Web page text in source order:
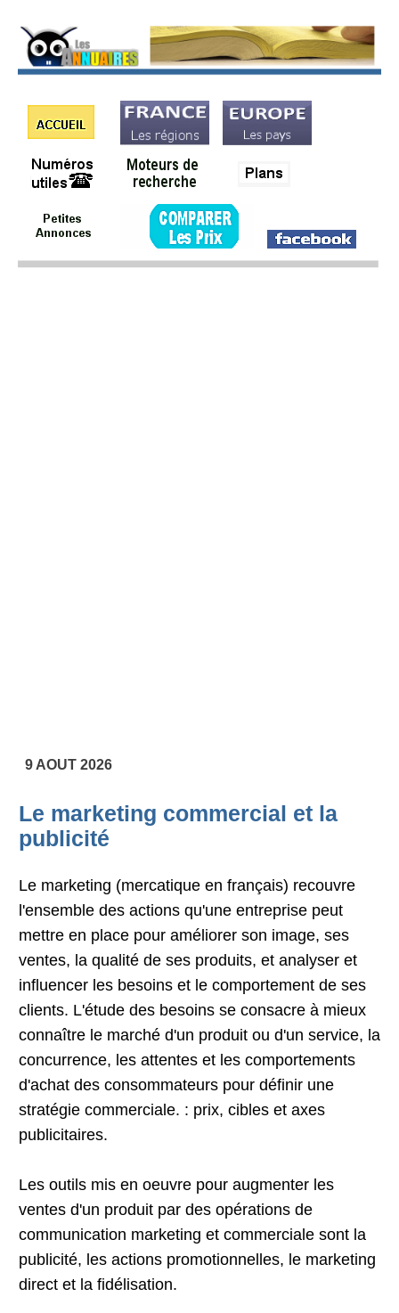
9 AOUT 2026
Le marketing commercial et la
publicité
Le marketing (mercatique en français) recouvre
l'ensemble des actions qu'une entreprise peut
mettre en place pour améliorer son image, ses
ventes, la qualité de ses produits, et analyser et
influencer les besoins et le comportement de ses
clients. L'étude des besoins se consacre à mieux
connaître le marché d'un produit ou d'un service, la
concurrence, les attentes et les comportements
d'achat des consommateurs pour définir une
stratégie commerciale. : prix, cibles et axes
publicitaires.
Les outils mis en oeuvre pour augmenter les
ventes d'un produit par des opérations de
communication marketing et commerciale sont la
publicité, les actions promotionnelles, le marketing
direct et la fidélisation.